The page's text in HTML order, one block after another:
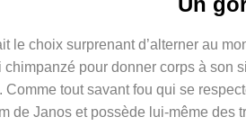
le choix surprenant d’alterner au
chimpanzé pour donner corps à son
Comme tout savant fou qui se
de Janos et possède lui-même des